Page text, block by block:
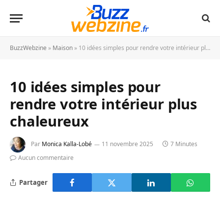
BuzzWebzine » Maison » 10 idées simples pour rendre votre intérieur plus chaleureux
10 idées simples pour
rendre votre intérieur plus
chaleureux
Par Monica Kalla-Lobé 11 novembre 2025
7 Minutes
Aucun commentaire
Partager